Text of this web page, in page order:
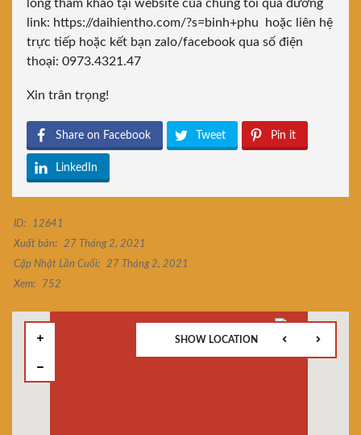
lòng tham khảo tại website của chúng tôi qua đường
link: https://daihientho.com/?s=binh+phu
hoặc liên hệ
trực tiếp hoặc kết bạn zalo/facebook qua số điện
thoại: 0973.4321.47
Xin trân trọng!
Share on Facebook Tweet Pin it
LinkedIn
ID:
12641
Xuất bản:
27 Tháng 2, 2021
Cập Nhật Lần Cuối:
27 Tháng 2, 2021
Xem:
752
SHOW LOCATION